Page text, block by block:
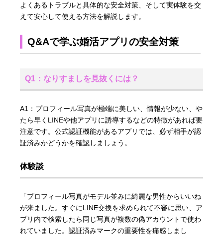
よくあるトラブルと具体的な安全対策、そして実体験を交
えて安心して使える方法を解説します。
Q&Aで学ぶ婚活アプリの安全対策
Q1：なりすましを見抜くには？
A1：プロフィール写真が極端に美しい、情報が少ない、や
たら早くLINEや他アプリに誘導するなどの特徴があれば要
注意です。公式認証機能があるアプリでは、必ず相手が認
証済みかどうかを確認しましょう。
体験談
「プロフィール写真がモデル並みに綺麗な男性からいいね
が来ました。すぐにLINE交換を求められて不審に思い、ア
プリ内で検索したら同じ写真が複数の偽アカウントで使わ
れていました。認証済みマークの重要性を痛感しまし